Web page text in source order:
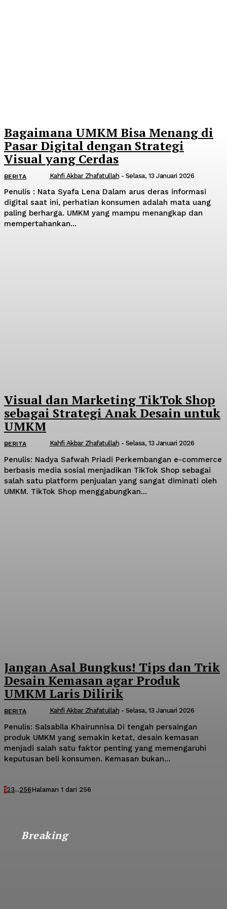
Bagaimana UMKM Bisa Menang di
Pasar Digital dengan Strategi
Visual yang Cerdas
BERITA Kahfi Akbar Zhafatullah - Selasa, 13 Januari 2026
Penulis : Nata Syafa Lena Dalam arus deras informasi
digital saat ini, perhatian konsumen adalah mata uang
paling berharga. UMKM yang mampu menangkap dan
mempertahankan...
Visual dan Marketing TikTok Shop
sebagai Strategi Anak Desain untuk
UMKM
BERITA Kahfi Akbar Zhafatullah - Selasa, 13 Januari 2026
Penulis: Nadya Safwah Priadi Perkembangan e-commerce
berbasis media sosial menjadikan TikTok Shop sebagai
salah satu platform penjualan yang sangat diminati oleh
UMKM. TikTok Shop menggabungkan...
Jangan Asal Bungkus! Tips dan Trik
Desain Kemasan agar Produk
UMKM Laris Dilirik
BERITA Kahfi Akbar Zhafatullah - Selasa, 13 Januari 2026
Penulis: Salsabila Khairunnisa Di tengah persaingan
produk UMKM yang semakin ketat, desain kemasan
menjadi salah satu faktor penting yang memengaruhi
keputusan beli konsumen. Kemasan bukan...
123...256Halaman 1 dari 256
Breaking